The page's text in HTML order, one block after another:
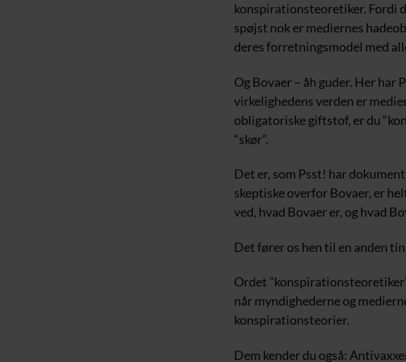
konspirationsteoretiker. Fordi
spøjst nok er mediernes
deres forretningsmodel med
Og Bovaer – åh guder. Her
virkelighedens verden er
obligatoriske giftstof, er du
“skør”.
Det er, som Psst! har
skeptiske overfor Bovaer, er
ved, hvad Bovaer er, og hvad
Det fører os hen til en anden
Ordet
når myndighederne og
konspirationsteorier.
Dem kender du også: